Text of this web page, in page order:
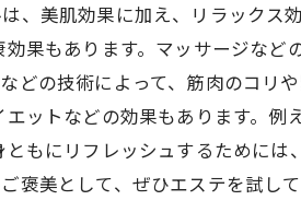
、美肌効果に加え、リラックス
果もあります。マッサージなど
どの技術によって、筋肉のコリ
ットなどの効果もあります。例
もにリフレッシュするためには
褒美として、ぜひエステを試し